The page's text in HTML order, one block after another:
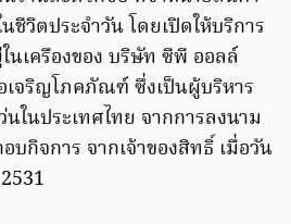
ชีวิตประจำวัน โดยเปิดให้บริการ
นเครืองของ บริษัท ซีพี ออลล์
เจริญโภคภัณฑ์ ซึ่งเป็นผู้บริหาร
นในประเทศไทย จากการลงนาม
กิจการ จากเจ้าของสิทธิ์ เมื่อวัน